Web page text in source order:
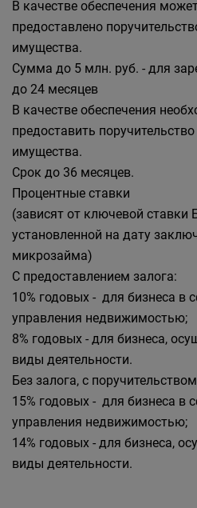
В качестве обеспечения
предоставлено
имущества.
Сумма до 5 млн. руб. - для
до 24 месяцев
В качестве обеспечения
предоставить
имущества.
Срок до 36 месяцев.
Процентные ставки
(зависят от ключевой ставки
установленной на дату
микрозайма)
С предоставлением залога:
10% годовых - для бизнеса в
управления недвижимостью;
8% годовых - для бизнеса,
виды деятельности.
Без залога, с
15% годовых - для бизнеса в
управления недвижимостью;
14% годовых - для бизнеса,
виды деятельности.